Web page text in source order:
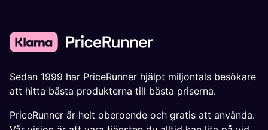
Sedan 1999 har PriceRunner hjälpt miljontals besökare
att hitta bästa produkterna till bästa priserna.
PriceRunner är helt oberoende och gratis att använda.